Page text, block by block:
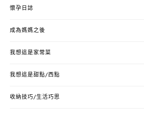
懷孕日誌
成為媽媽之後
我想這是家常菜
我想這是甜點/西點
收納技巧/生活巧思